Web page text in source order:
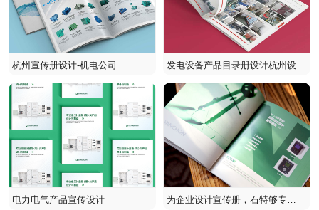
杭州宣传册设计-机电公司
发电设备产品目录册设计杭州设计
公司好！
电力电气产品宣传设计
为企业设计宣传册，石特够专